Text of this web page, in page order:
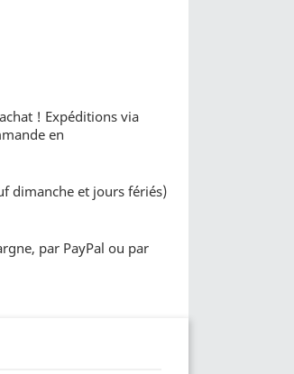
! Expéditions via
en
dimanche et jours fériés)
par PayPal ou par